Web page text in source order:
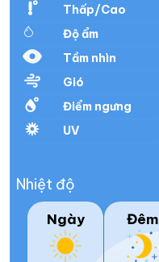
Thấp/Cao
Độ ẩm
Tầm nhìn
Gió
Điểm ngưng
UV
Nhiệt độ
Ngày Đêm